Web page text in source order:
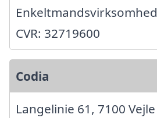
Enkeltmandsvirksomhed
CVR: 32719600
Codia
Langelinie 61, 7100 Vejle